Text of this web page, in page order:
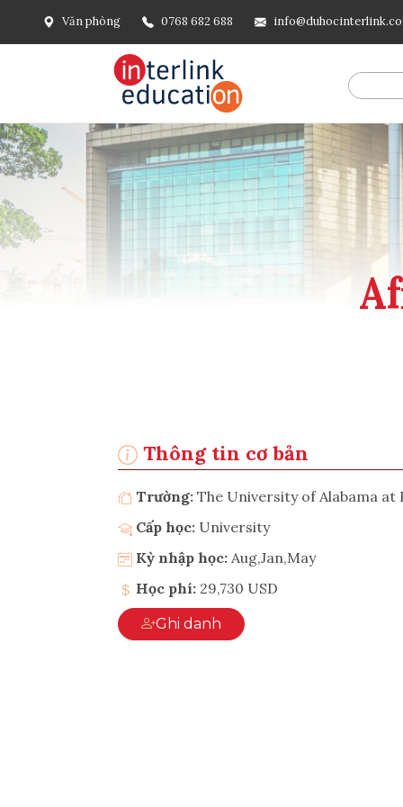
Văn phòng 0768 682 688
@include('frontend.layouts.schema-org', [ 'type' =>
url('/'), ], [ '@type' => 'ListItem', 'position' => 2, 'name' =>
=> url()->current(), ], ], ], ])
Thông tin cơ bản
Trường: The University of Alabama at
Cấp học: University
Kỳ nhập học: Aug,Jan,May
Học phí: 29,730 USD
Ghi danh